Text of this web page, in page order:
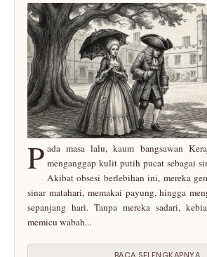
P ada masa lalu, kaum bangsawan
menganggap kulit putih pucat sebagai
Akibat obsesi berlebihan ini, mereka
sinar matahari, memakai payung, hingga
sepanjang hari. Tanpa mereka sadari,
memicu wabah...